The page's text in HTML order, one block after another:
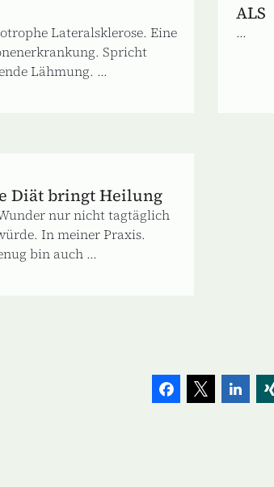
Lateralsklerose. Eine
Spricht
Lähmung. ...
ALS
...
Diät bringt Heilung
nur nicht tagtäglich
In meiner Praxis.
bin auch ...